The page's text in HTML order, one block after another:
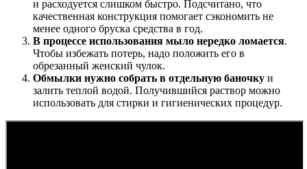
и расходуется слишком быстро. Подсчитано, что
качественная конструкция помогает сэкономить не
менее одного бруска средства в год.
В процессе использования мыло нередко ломается.
Чтобы избежать потерь, надо положить его в
обрезанный женский чулок.
Обмылки нужно собрать в отдельную баночку и
залить теплой водой. Получившийся раствор можно
использовать для стирки и гигиенических процедур.